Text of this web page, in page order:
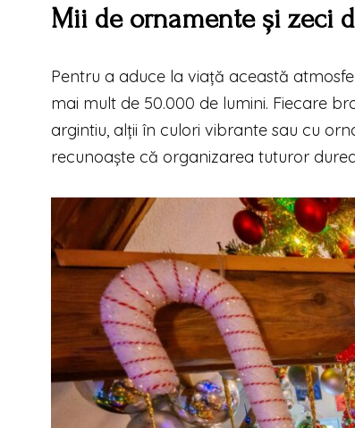
Mii de ornamente și zeci
Pentru a aduce la viață această
mai mult de 50.000 de lumini. Fiecare
argintiu, alții în culori vibrante sau cu
recunoaște că organizarea tuturor